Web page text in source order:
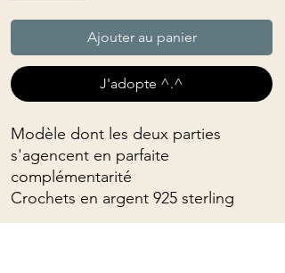
Ajouter au panier
J'adopte ^.^
Modèle dont les deux parties
s'agencent en parfaite
complémentarité
Crochets en argent 925 sterling